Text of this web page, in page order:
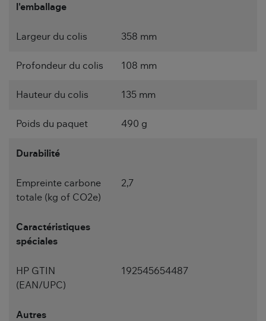
l'emballage
Largeur du colis 358 mm
Profondeur du colis 108 mm
Hauteur du colis 135 mm
Poids du paquet 490 g
Durabilité
Empreinte carbone
totale (kg of CO2e)
2,7
Caractéristiques
spéciales
HP GTIN
(EAN/UPC)
192545654487
Autres